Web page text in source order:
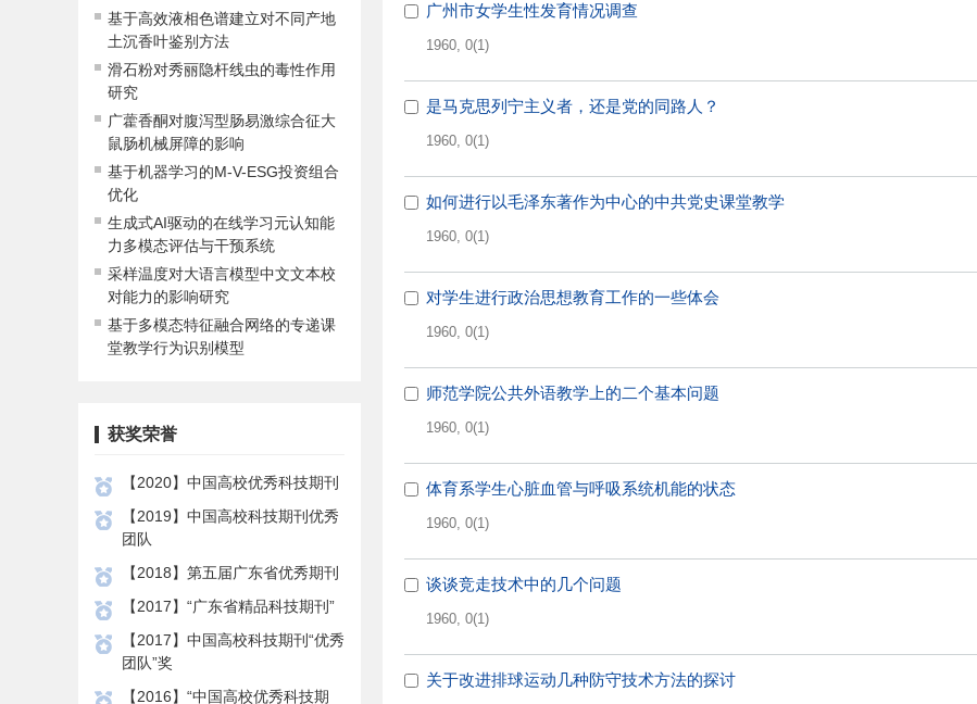
基于高效液相色谱建立对不同产地
土沉香叶鉴别方法
滑石粉对秀丽隐杆线虫的毒性作用
研究
广藿香酮对腹泻型肠易激综合征大
鼠肠机械屏障的影响
基于机器学习的M-V-ESG投资组合
优化
生成式AI驱动的在线学习元认知能
力多模态评估与干预系统
采样温度对大语言模型中文文本校
对能力的影响研究
基于多模态特征融合网络的专递课
堂教学行为识别模型
获奖荣誉
【2020】中国高校优秀科技期刊
【2019】中国高校科技期刊优秀
团队
【2018】第五届广东省优秀期刊
【2017】“广东省精品科技期刊”
【2017】中国高校科技期刊“优秀
团队”奖
【2016】“中国高校优秀科技期
广州市女学生性发育情况调查
1960, 0(1)
是马克思列宁主义者，还是党的同路人？
1960, 0(1)
如何进行以毛泽东著作为中心的中共党史课堂教学
1960, 0(1)
对学生进行政治思想教育工作的一些体会
1960, 0(1)
师范学院公共外语教学上的二个基本问题
1960, 0(1)
体育系学生心脏血管与呼吸系统机能的状态
1960, 0(1)
谈谈竞走技术中的几个问题
1960, 0(1)
关于改进排球运动几种防守技术方法的探讨